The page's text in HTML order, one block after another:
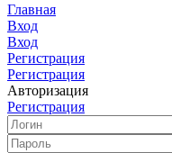
Главная
Вход
Вход
Регистрация
Регистрация
Авторизация
Регистрация